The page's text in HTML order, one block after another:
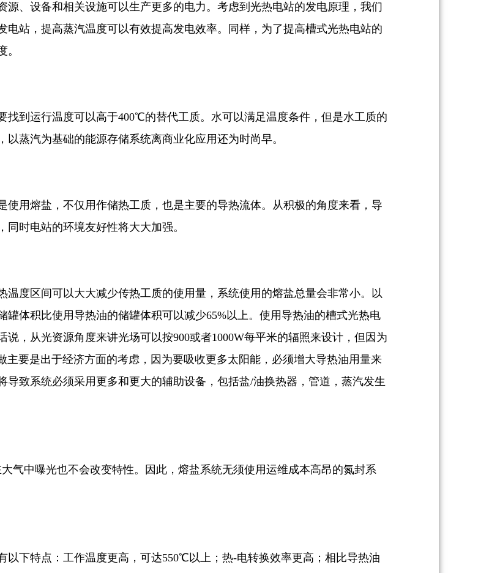
源、设备和相关设施可以生产更多的电力。考虑到光热电站的发电原理，我们
电站，提高蒸汽温度可以有效提高发电效率。同样，为了提高槽式光热电站的
找到运行温度可以高于400℃的替代工质。水可以满足温度条件，但是水工质的
蒸汽为基础的能源存储系统离商业化应用还为时尚早。
使用熔盐，不仅用作储热工质，也是主要的导热流体。从积极的角度来看，导
时电站的环境友好性将大大加强。
温度区间可以大大减少传热工质的使用量，系统使用的熔盐总量会非常小。以
体积比使用导热油的储罐体积可以减少65%以上。使用导热油的槽式光热电
，从光资源角度来讲光场可以按900或者1000W每平米的辐照来设计，但因为
主要是出于经济方面的考虑，因为要吸收更多太阳能，必须增大导热油用量来
致系统必须采用更多和更大的辅助设备，包括盐/油换热器，管道，蒸汽发生
气中曝光也不会改变特性。因此，熔盐系统无须使用运维成本高昂的氮封系
以下特点：工作温度更高，可达550℃以上；热-电转换效率更高；相比导热油